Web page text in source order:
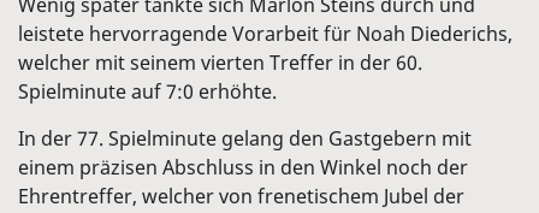
leistete hervorragende Vorarbeit für Noah Diederichs,
welcher mit seinem vierten Treffer in der 60.
Spielminute auf 7:0 erhöhte.
In der 77. Spielminute gelang den Gastgebern mit
einem präzisen Abschluss in den Winkel noch der
Ehrentreffer, welcher von frenetischem Jubel der